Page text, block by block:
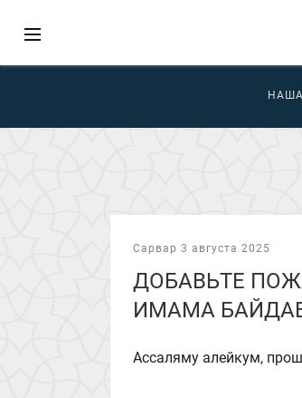
Сарвар 3 августа 2025
ДОБАВЬТЕ
ИМАМА
Ассаляму алейкум,